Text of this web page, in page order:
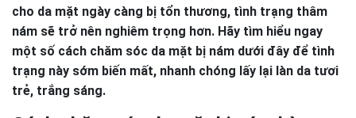
cho da mặt ngày càng bị tổn thương, tình trạng thâm
nám sẽ trở nên nghiêm trọng hơn. Hãy tìm hiểu ngay
một số cách chăm sóc da mặt bị nám dưới đây để tình
trạng này sớm biến mất, nhanh chóng lấy lại làn da tươi
trẻ, trắng sáng.